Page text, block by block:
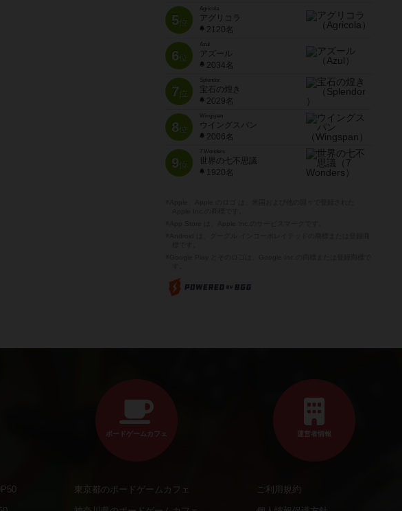
5位
Agricola
アグリコラ
2120名
6位
Azul
アズール
2034名
7位
宝石の煌き
2029名
8位
Wingspan
ウイングスパン
2006名
9位
7 Wonders
世界の七不思議
1920名
ボードゲームカフェ
東京都のボードゲームカフェ
運営者情報
ご利用規約